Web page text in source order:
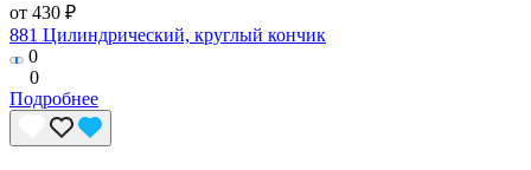
от 430 ₽
881 Цилиндрический, круглый кончик
0
0
Подробнее